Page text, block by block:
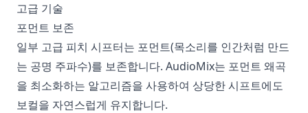
고급 기술
포먼트 보존
일부 고급 피치 시프터는 포먼트(목소리를 인간처럼 만드
는 공명 주파수)를 보존합니다. AudioMix는 포먼트 왜곡
을 최소화하는 알고리즘을 사용하여 상당한 시프트에도
보컬을 자연스럽게 유지합니다.